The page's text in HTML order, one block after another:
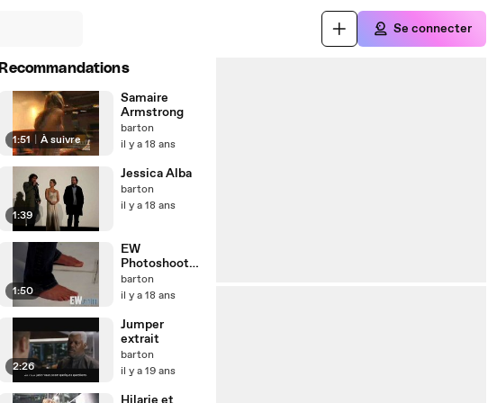
Se connecter
Recommandations
1:51 À suivre
Samaire
Armstrong
barton
il y a 18 ans
1:39
Jessica Alba
barton
il y a 18 ans
1:50
EW
Photoshoot
2007
barton
il y a 18 ans
2:26
Jumper
extrait
barton
il y a 19 ans